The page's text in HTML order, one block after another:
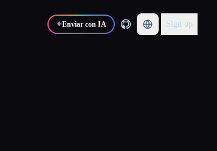
✦Enviar con IA Sign up